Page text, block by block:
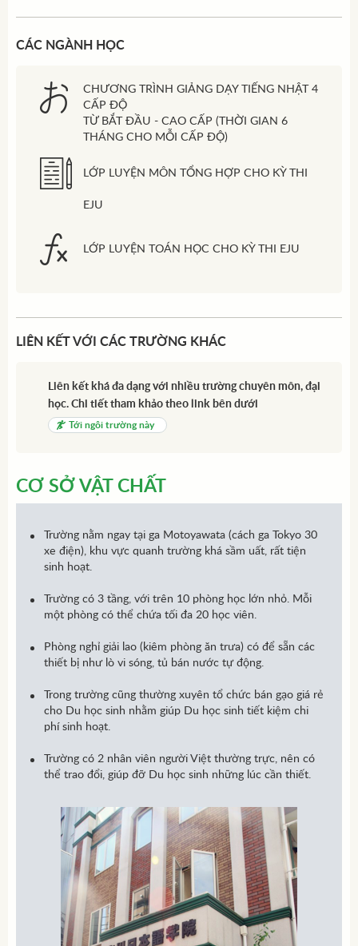
CÁC NGÀNH HỌC
CHƯƠNG TRÌNH GIẢNG DẠY TIẾNG NHẬT 4
CẤP ĐỘ
TỪ BẮT ĐẦU - CAO CẤP (THỜI GIAN 6
THÁNG CHO MỖI CẤP ĐỘ)
LỚP LUYỆN MÔN TỔNG HỢP CHO KỲ THI
EJU
LỚP LUYỆN TOÁN HỌC CHO KỲ THI EJU
LIÊN KẾT VỚI CÁC TRƯỜNG KHÁC
Liên kết khá đa dạng với nhiều trường chuyên môn, đại
học. Chi tiết tham khảo theo link bên dưới
Tới ngôi trường này
CƠ SỞ VẬT CHẤT
Trường nằm ngay tại ga Motoyawata (cách ga Tokyo 30
xe điện), khu vực quanh trường khá sầm uất, rất tiện
sinh hoạt.
Trường có 3 tầng, với trên 10 phòng học lớn nhỏ. Mỗi
một phòng có thể chứa tối đa 20 học viên.
Phòng nghỉ giải lao (kiêm phòng ăn trưa) có để sẵn các
thiết bị như lò vi sóng, tủ bán nước tự động.
Trong trường cũng thường xuyên tổ chức bán gạo giá rẻ
cho Du học sinh nhằm giúp Du học sinh tiết kiệm chi
phí sinh hoạt.
Trường có 2 nhân viên người Việt thường trực, nên có
thể trao đổi, giúp đỡ Du học sinh những lúc cần thiết.